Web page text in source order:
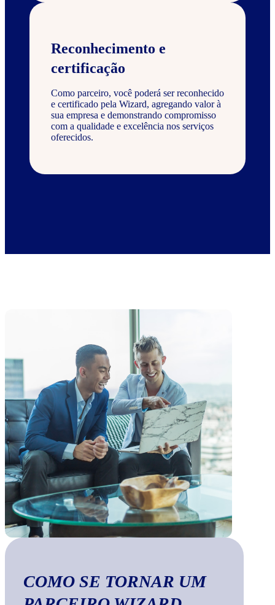
Reconhecimento e
certificação
Como parceiro, você poderá ser reconhecido
e certificado pela Wizard, agregando valor à
sua empresa e demonstrando compromisso
com a qualidade e excelência nos serviços
oferecidos.
COMO SE TORNAR UM